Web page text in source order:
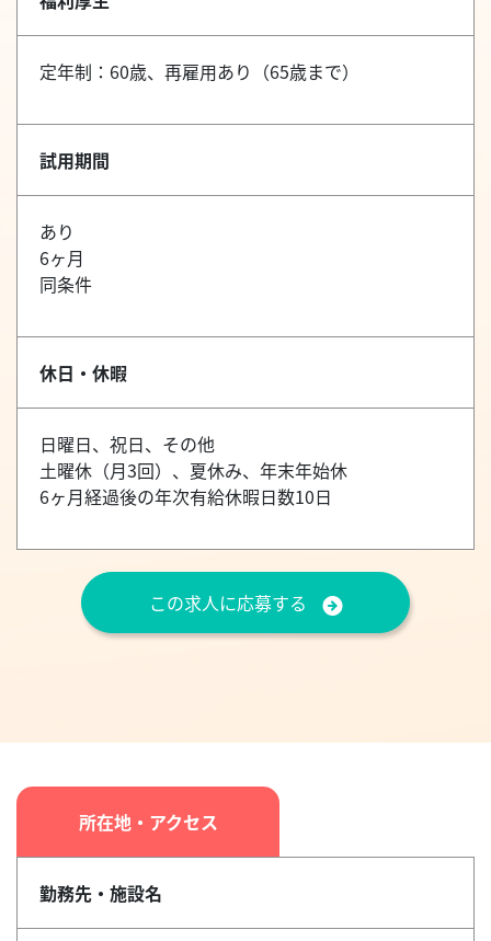
定年制：60歳、再雇用あり（65歳まで）
試用期間
あり
6ヶ月
同条件
休日・休暇
日曜日、祝日、その他
土曜休（月3回）、夏休み、年末年始休
6ヶ月経過後の年次有給休暇日数10日
この求人に応募する
所在地・アクセス
勤務先・施設名